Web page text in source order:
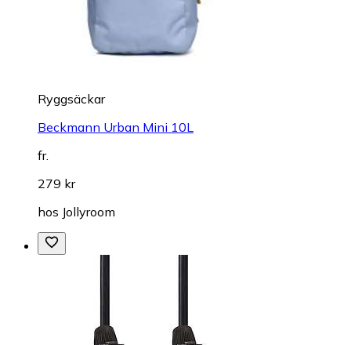
Ryggsäckar
Beckmann Urban Mini 10L
fr.
279 kr
hos Jollyroom